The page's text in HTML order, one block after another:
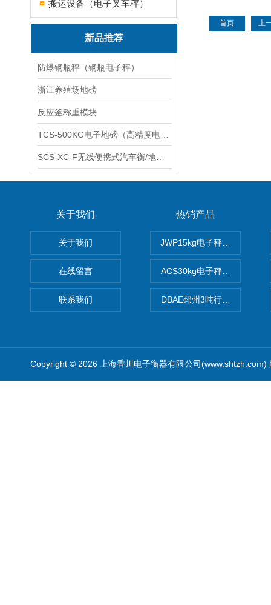
搬运设备（电子叉车秤）
新品推荐
防爆钢瓶秤（钢瓶电子秤）
浙江养殖场地磅
反应釜称重模块
首页 上
关于我们
关于我们
在线留言
联系我们
热销产品
JWP15kg电子秤价格,15公
ACS30kg电子秤价格,30公
DBAE邳州3吨行车电子吊秤
Copyright © 2026 上海香川电子衡器有限公司(www.shtzh.com)